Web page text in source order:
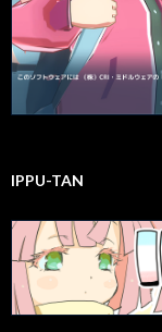
IPPU-TAN